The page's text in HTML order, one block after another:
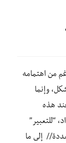
من اهتمامه
وإنما
عند هذه
“للتعبير”
إلى ما